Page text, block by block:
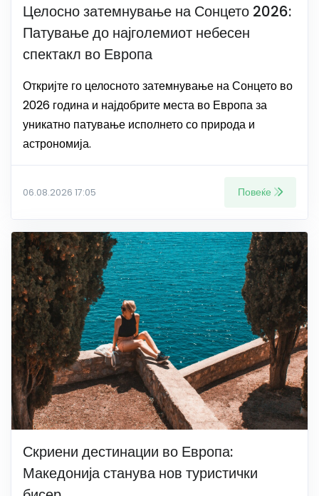
Целосно затемнување на Сонцето 2026:
Патување до најголемиот небесен
спектакл во Европа
Откријте го целосното затемнување на Сонцето во
2026 година и најдобрите места во Европа за
уникатно патување исполнето со природа и
астрономија.
06.08.2026 17:05 Повеќе
Скриени дестинации во Европа:
Македонија станува нов туристички